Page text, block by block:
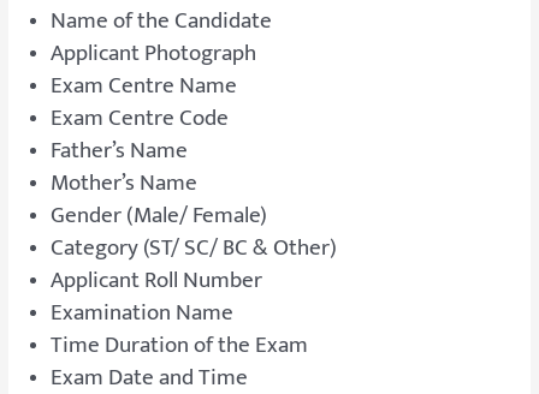
Name of the Candidate
Applicant Photograph
Exam Centre Name
Exam Centre Code
Father’s Name
Mother’s Name
Gender (Male/ Female)
Category (ST/ SC/ BC & Other)
Applicant Roll Number
Examination Name
Time Duration of the Exam
Exam Date and Time